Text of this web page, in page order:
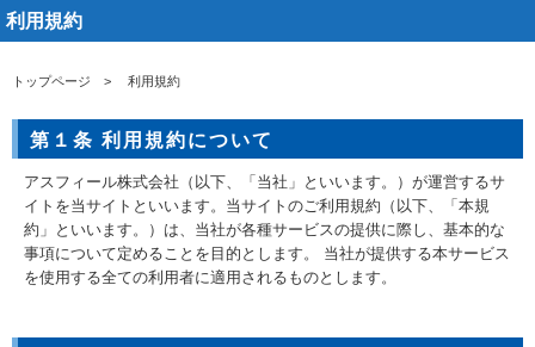
利用規約
トップページ 利用規約
第１条 利用規約について
アスフィール株式会社（以下、「当社」といいます。）が運営するサ
イトを当サイトといいます。当サイトのご利用規約（以下、「本規
約」といいます。）は、当社が各種サービスの提供に際し、基本的な
事項について定めることを目的とします。 当社が提供する本サービス
を使用する全ての利用者に適用されるものとします。